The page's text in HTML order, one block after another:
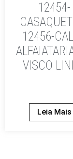
12454-
12456-
VISCO
Leia Mais